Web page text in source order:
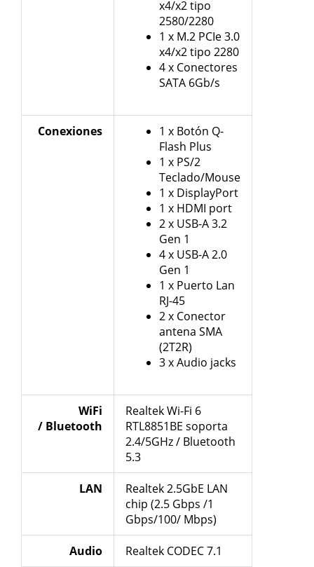
x4/x2 tipo
2580/2280
1 x M.2 PCIe 3.0
x4/x2 tipo 2280
4 x Conectores
SATA 6Gb/s
Conexiones
1 x Botón Q-
Flash Plus
1 x PS/2
Teclado/Mouse
1 x DisplayPort
1 x HDMI port
2 x USB-A 3.2
Gen 1
4 x USB-A 2.0
Gen 1
1 x Puerto Lan
RJ-45
2 x Conector
antena SMA
(2T2R)
3 x Audio jacks
WiFi
/ Bluetooth
Realtek Wi-Fi 6
RTL8851BE soporta
2.4/5GHz / Bluetooth
5.3
LAN
Realtek 2.5GbE LAN
chip (2.5 Gbps /1
Gbps/100/ Mbps)
Audio Realtek CODEC 7.1